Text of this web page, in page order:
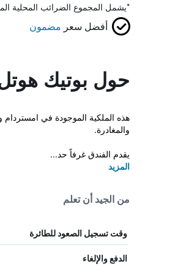
*يشمل المجموع الضرائب المحلية
أفضل سعر مضمون
حول بوتيك
والمغادرة.
يقدم الفندق غرفاً حد...
المزيد
من الجيد أن تعلم
وقت تسجيل الصعود للطائرة
الدفع والإلغاء